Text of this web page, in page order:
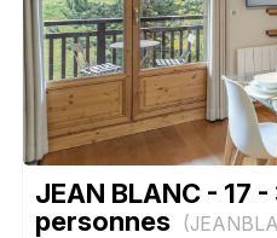
JEAN BLANC - 17
personnes (